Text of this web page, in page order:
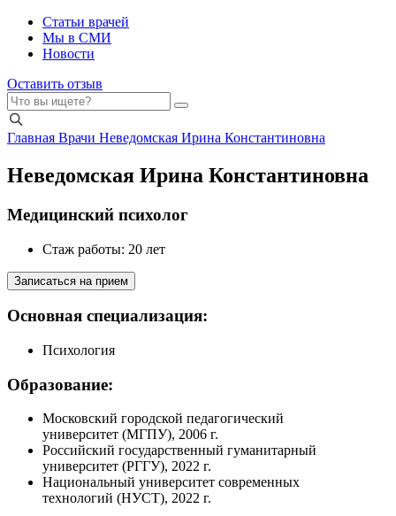
Статьи врачей
Мы в СМИ
Новости
Оставить отзыв
Главная Врачи Неведомская Ирина Константиновна
Неведомская Ирина Константиновна
Медицинский психолог
Стаж работы: 20 лет
Записаться на прием
Основная специализация:
Психология
Образование:
Московский городской педагогический
университет (МГПУ), 2006 г.
Российский государственный гуманитарный
университет (РГГУ), 2022 г.
Национальный университет современных
технологий (НУСТ), 2022 г.